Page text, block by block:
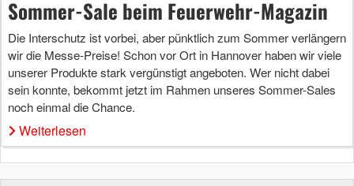
Sommer-Sale beim Feuerwehr-Magazin
Die Interschutz ist vorbei, aber pünktlich zum Sommer verlängern
wir die Messe-Preise! Schon vor Ort in Hannover haben wir viele
unserer Produkte stark vergünstigt angeboten. Wer nicht dabei
sein konnte, bekommt jetzt im Rahmen unseres Sommer-Sales
noch einmal die Chance.
Weiterlesen